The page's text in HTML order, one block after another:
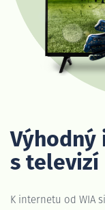
s televizí
K internetu od WIA